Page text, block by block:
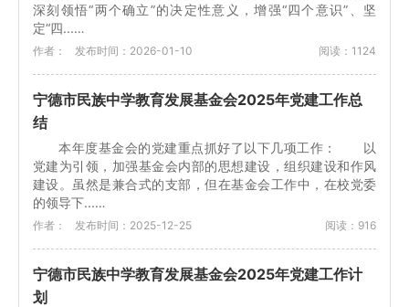
深刻领悟“两个确立”的决定性意义，增强“四个意识”、坚
定“四...…
作者： 发布时间：2026-01-10 阅读：1124
宁德市民族中学教育发展基金会2025年党建工作总
结
本年度基金会的党建重点抓好了以下几项工作： 以
党建为引领，加强基金会内部的思想建设，组织建设和作风
建设。虽然是兼合式的支部，但在基金会工作中，在校党委
的领导下...…
作者： 发布时间：2025-12-25 阅读：916
宁德市民族中学教育发展基金会2025年党建工作计
划